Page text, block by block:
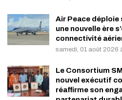
Air Peace déploie
une nouvelle ère
connectivité
samedi, 01 août 2026
Le Consortium
nouvel exécutif
réaffirme son